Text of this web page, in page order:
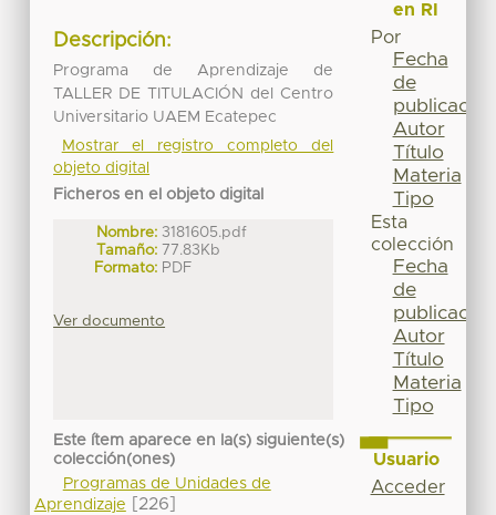
Descripción:
Programa de Aprendizaje de
TALLER DE TITULACIÓN del Centro
Universitario UAEM Ecatepec
Mostrar el registro completo del
objeto digital
Ficheros en el objeto digital
Nombre: 3181605.pdf
Tamaño: 77.83Kb
Formato: PDF
Ver documento
Este ítem aparece en la(s) siguiente(s)
colección(ones)
Programas de Unidades de
Aprendizaje
[226]
en RI
Por
Fecha
de
publicación
Autor
Título
Materia
Tipo
Esta
colección
Fecha
de
publicación
Autor
Título
Materia
Tipo
Usuario
Acceder